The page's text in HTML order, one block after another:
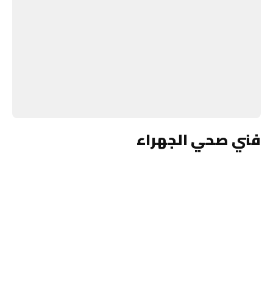
فني صحي الجهراء